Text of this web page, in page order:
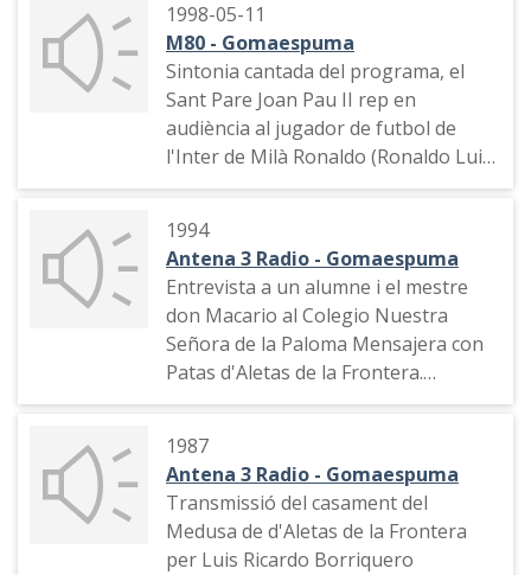
1998-05-11
M80 - Gomaespuma
Sintonia cantada del programa, el
Sant Pare Joan Pau II rep en
audiència al jugador de futbol de
l'Inter de Milà Ronaldo (Ronaldo Luis
Nazario de Lima) i la seva mare
1994
Antena 3 Radio - Gomaespuma
Entrevista a un alumne i el mestre
don Macario al Colegio Nuestra
Señora de la Paloma Mensajera con
Patas d'Aletas de la Frontera.
Identificació del programa i de
1987
Antena 3 Radio - Gomaespuma
Transmissió del casament del
Medusa de d'Aletas de la Frontera
per Luis Ricardo Borriquero